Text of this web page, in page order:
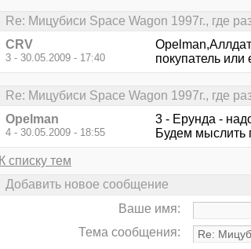
Re: Мицубиси Space Wagon 1997г., где
CRV
3 - 30.05.2009 - 17:40
покупатель или
Re: Мицубиси Space Wagon 1997г., где
Opelman
4 - 30.05.2009 - 18:55
3 - Ерунда -
Будем мыслить
К списку тем
Добавить новое сообщение
Ваше имя:
Тема сообщения: